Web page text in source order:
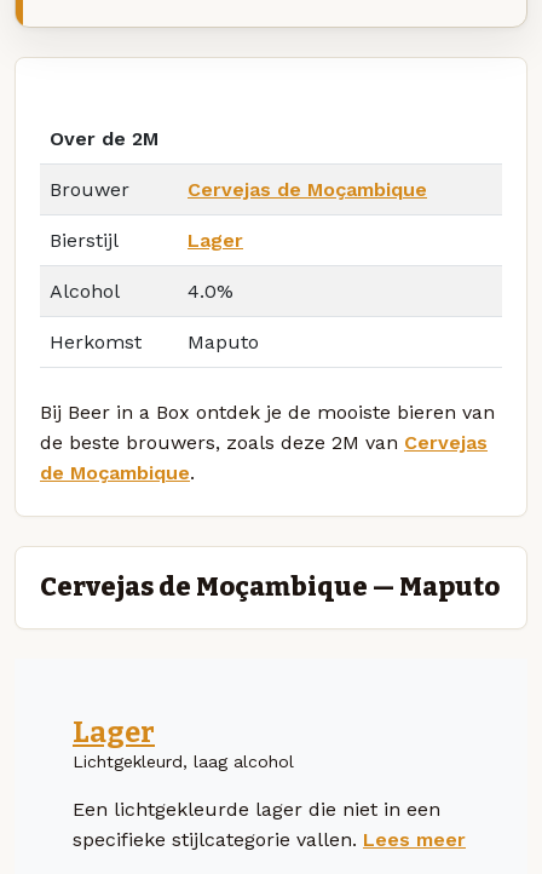
Over de 2M
Brouwer Cervejas de Moçambique
Bierstijl Lager
Alcohol 4.0%
Herkomst Maputo
Bij Beer in a Box ontdek je de mooiste bieren van
de beste brouwers, zoals deze 2M van Cervejas
de Moçambique.
Cervejas de Moçambique — Maputo
Lager
Lichtgekleurd, laag alcohol
Een lichtgekleurde lager die niet in een
specifieke stijlcategorie vallen. Lees meer